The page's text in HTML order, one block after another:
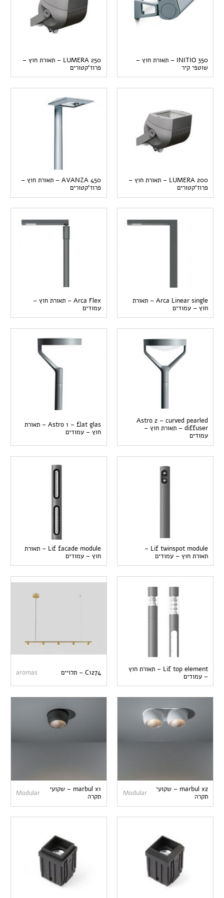
INITIO 350 – תאורת חוץ –
שוטפי קיר
LUMERA 250 – תאורת חוץ –
פרוז'קטורים
LUMERA 200 – תאורת חוץ –
פרוז'קטורים
AVANZA 450 – תאורת חוץ –
פרוז'קטורים
Arca Linear single – תאורת
חוץ – עמודים
Arca Flex – תאורת חוץ –
עמודים
Astro 2 – curved pearled
diffuser – תאורת חוץ –
עמודים
Astro 1 – flat glas – תאורת
חוץ – עמודים
Lif twinspot module –
תאורת חוץ – עמודים
Lif facade module – תאורת
חוץ – עמודים
Lif top element – תאורת חוץ
– עמודים
C1274 – תלויים aromas
marbul x2 – שקועי
תקרה
Modular
marbul x1 – שקועי
תקרה
Modular